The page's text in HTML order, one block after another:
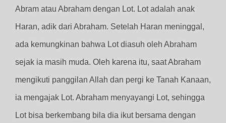
Abram atau Abraham dengan Lot. Lot adalah anak
Haran, adik dari Abraham. Setelah Haran meninggal,
ada kemungkinan bahwa Lot diasuh oleh Abraham
sejak ia masih muda. Oleh karena itu, saat Abraham
mengikuti panggilan Allah dan pergi ke Tanah Kanaan,
ia mengajak Lot. Abraham menyayangi Lot, sehingga
Lot bisa berkembang bila dia ikut bersama dengan